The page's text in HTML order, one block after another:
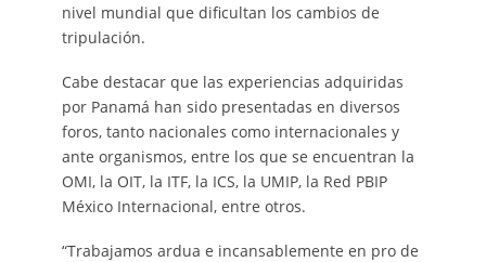
nivel mundial que dificultan los cambios de
tripulación.
Cabe destacar que las experiencias adquiridas
por Panamá han sido presentadas en diversos
foros, tanto nacionales como internacionales y
ante organismos, entre los que se encuentran la
OMI, la OIT, la ITF, la ICS, la UMIP, la Red PBIP
México Internacional, entre otros.
“Trabajamos ardua e incansablemente en pro de